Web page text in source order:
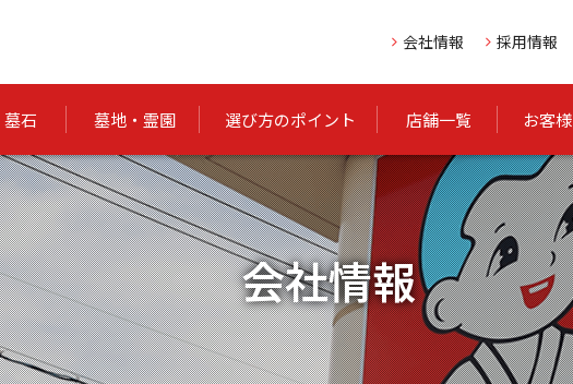
会社情報 採用情報
墓石 墓地・霊園 選び方のポイント 店舗一覧 お客
会社情報